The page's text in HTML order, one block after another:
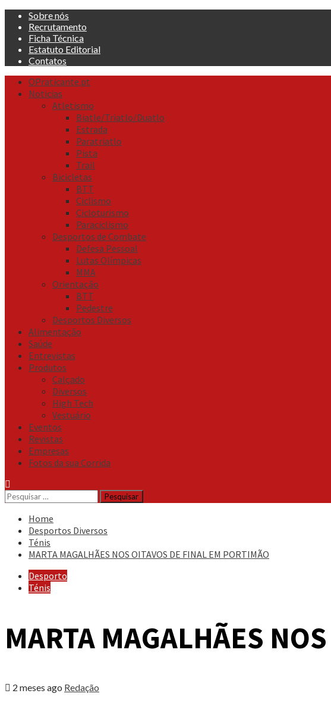
Skip
content
Sobre nós
Recrutamento
Ficha Técnica
Estatuto Editorial
Contatos
Primary
Menu
OPraticante.pt
Noticias
Atletismo
Biatle/Triatlo/Duatlo
Estrada
Paratriatlo
Pista
Trail
Bicicletas
BTT
Ciclismo
Cicloturismo
Paraciclismo
Desportos de Combate
Defesa Pessoal
Lutas Olímpicas
MMA
Orientação
BTT
Pedestre
Desportos Diversos
Alimentação
Saúde
Entrevistas
Produtos
Calçado
Diversos
High Tech
Vestuário
Eventos
Revistas
Empresas
Fotos da sua Corrida
Pesquisar
por:
Home
Desportos Diversos
Ténis
MARTA MAGALHÃES NOS OITAVOS DE FINAL EM PORTIMÃO
Desporto
Ténis
MARTA MAGALHÃES
2 meses ago Redação